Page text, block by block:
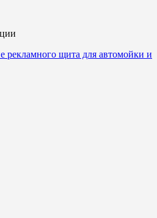
рекламного щита для автомойки и